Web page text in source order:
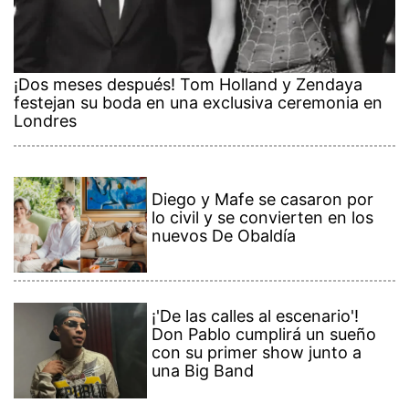
¡Dos meses después! Tom Holland y Zendaya
festejan su boda en una exclusiva ceremonia en
Londres
Diego y Mafe se casaron por
lo civil y se convierten en los
nuevos De Obaldía
¡'De las calles al escenario'!
Don Pablo cumplirá un sueño
con su primer show junto a
una Big Band